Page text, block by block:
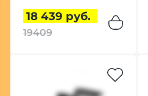
18 439 руб.
19409